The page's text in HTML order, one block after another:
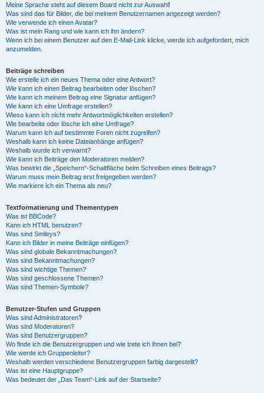
Meine Sprache steht auf diesem Board nicht zur Auswahl!
Was sind das für Bilder, die bei meinem Benutzernamen angezeigt werden?
Wie verwende ich einen Avatar?
Was ist mein Rang und wie kann ich ihn ändern?
Wenn ich bei einem Benutzer auf den E-Mail-Link klicke, werde ich aufgefordert, mich
anzumelden.
Beiträge schreiben
Wie erstelle ich ein neues Thema oder eine Antwort?
Wie kann ich einen Beitrag bearbeiten oder löschen?
Wie kann ich meinem Beitrag eine Signatur anfügen?
Wie kann ich eine Umfrage erstellen?
Wieso kann ich nicht mehr Antwortmöglichkeiten erstellen?
Wie bearbeite oder lösche ich eine Umfrage?
Warum kann ich auf bestimmte Foren nicht zugreifen?
Weshalb kann ich keine Dateianhänge anfügen?
Weshalb wurde ich verwarnt?
Wie kann ich Beiträge den Moderatoren melden?
Was bewirkt die „Speichern“-Schaltfläche beim Schreiben eines Beitrags?
Warum muss mein Beitrag erst freigegeben werden?
Wie markiere ich ein Thema als neu?
Textformatierung und Thementypen
Was ist BBCode?
Kann ich HTML benutzen?
Was sind Smileys?
Kann ich Bilder in meine Beiträge einfügen?
Was sind globale Bekanntmachungen?
Was sind Bekanntmachungen?
Was sind wichtige Themen?
Was sind geschlossene Themen?
Was sind Themen-Symbole?
Benutzer-Stufen und Gruppen
Was sind Administratoren?
Was sind Moderatoren?
Was sind Benutzergruppen?
Wo finde ich die Benutzergruppen und wie trete ich ihnen bei?
Wie werde ich Gruppenleiter?
Weshalb werden verschiedene Benutzergruppen farbig dargestellt?
Was ist eine Hauptgruppe?
Was bedeutet der „Das Team“-Link auf der Startseite?